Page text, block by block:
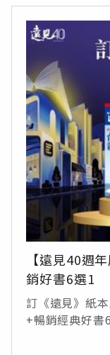
【遠見40週
銷好書6選1
訂《遠見》紙
+暢銷經典好書